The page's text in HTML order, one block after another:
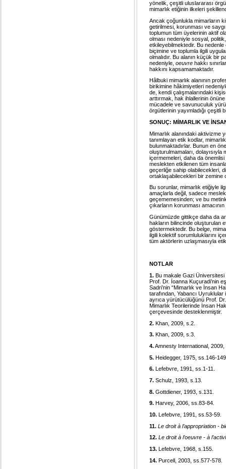
yönelik, çeşitli uluslararası
mimarlık etiğinin ilkeleri
Ancak çoğunlukla mimarların
getirilmesi, korunması ve
toplumun tüm üyelerinin aktif
olması nedeniyle sosyal,
etkileyebilmektedir. Bu
biçimine ve toplumla ilgili
olmalıdır. Bu alanın küçük bir
nedeniyle, oeuvre hakkı
hakkını kapsamamaktadır.
Hâlbuki mimarlık alanının
birikimine hâkimiyetleri
de, kendi çalışmalarındaki
arttırmak, hak ihlallerinin
mücadele ve savunuculuk
örgütlerinin yayımladığı
SONUÇ: MİMARLIK VE
Mimarlık alanındaki aktivizme
tanımlayan etik kodlar,
bulunmaktadırlar. Bunun en
oluşturulmamaları, dolayısıyla
içermemeleri, daha da
meslekten etkilenen tüm
geçerliğe sahip olabilecekleri,
ortaklaşabilecekleri bir zemine
Bu sorunlar, mimarlık etiğiyle
amaçlarla değil, sadece
geçememesinden; ve bu
çıkarların korunması
Günümüzde gittikçe daha da
hakların bilincinde oluşturulan
göstermektedir. Bu belge,
ilgili kolektif sorumluluklarını
tüm aktörlerin uzlaşmasıyla
NOTLAR
1. Bu makale Gazi Üniversitesi
Prof. Dr. İoanna Kuçuradi’nin
Sadri’nin “Mimarlık ve İnsan
tarafından, Yabancı
ayrıca yürütücülüğünü Prof. Dr.
Mimarlık Teorilerinde İnsan
çerçevesinde desteklenmiştir.
2. Khan, 2009, s.2.
3. Khan, 2009, s.3.
4.Amnesty International, 2009,
5. Heidegger, 1975, ss.146-
6. Lefebvre, 1991, ss.1-11.
7. Schulz, 1993, s.13.
8. Gottdiener, 1993, s.131.
9. Harvey, 2006, ss.83-84.
10. Lefebvre, 1991, ss.53-59.
11. Le droit à l’appropriation -
12. Le droit à l’oeuvre - à
13. Lefebvre, 1968, s.155.
14. Purcell, 2003, ss.577-578.